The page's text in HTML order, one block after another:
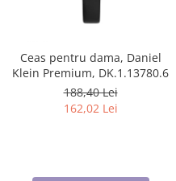
Ceas pentru dama, Daniel
Klein Premium, DK.1.13780.6
188,40 Lei
162,02 Lei